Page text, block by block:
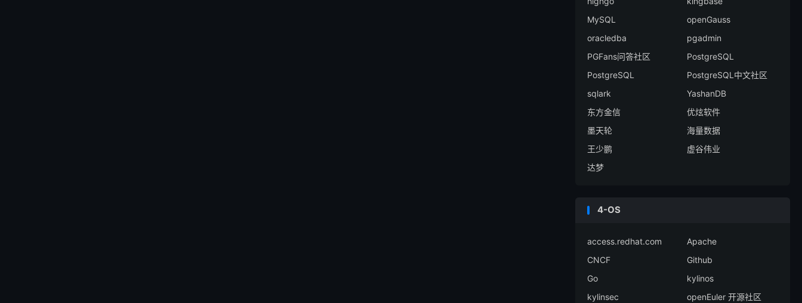
MySQL
openGauss
oracledba
pgadmin
PGFans问答社区
PostgreSQL
PostgreSQL
PostgreSQL中文社区
sqlark
YashanDB
东方金信
优炫软件
墨天轮
海量数据
王少鹏
虚谷伟业
达梦
4-OS
access.redhat.com
Apache
CNCF
Github
Go
kylinos
kylinsec
openEuler 开源社区